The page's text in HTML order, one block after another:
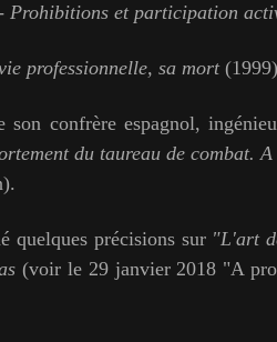
Prohibitions et participation
professionnelle, sa mort
confrère espagnol,
du taureau de combat.
quelques précisions sur "L'art
(voir le 29 janvier 2018 "A